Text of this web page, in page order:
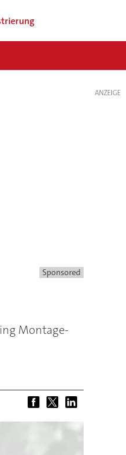
Sponsored
Montage-
ANZEIGE